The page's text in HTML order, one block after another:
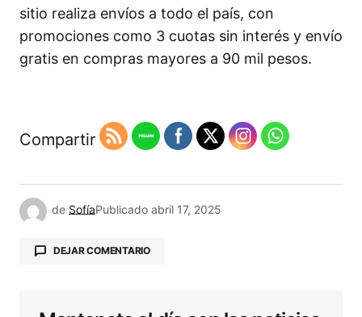
sitio realiza envíos a todo el país, con
promociones como 3 cuotas sin interés y envío
gratis en compras mayores a 90 mil pesos.
Compartir
de SofíaPublicado abril 17, 2025
DEJAR COMENTARIO